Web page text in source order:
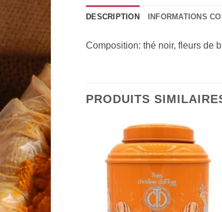
DESCRIPTION INFORMATIONS
Composition: thé noir, fleurs de
PRODUITS
Add to
Wishlist
Add to
Wishlist